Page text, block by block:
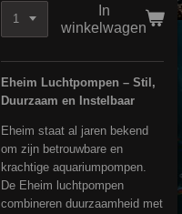
In
winkelwagen
Eheim Luchtpompen – Stil,
Duurzaam en Instelbaar
Eheim staat al jaren bekend
om zijn betrouwbare en
krachtige aquariumpompen.
De Eheim luchtpompen
combineren duurzaamheid met